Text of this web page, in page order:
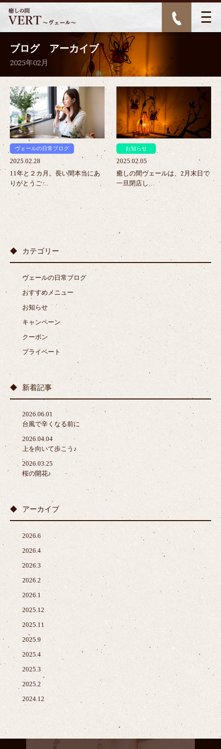
ブログ アーカイブ
2025年02月
>
ヴェールの日常ブログ
2025.02.28
11年と２カ月。長い間本当にあ
りがとうご…
お知らせ
2025.02.05
癒しの間ヴェールは、2月末日で
一旦閉店し…
カテゴリー
ヴェールの日常ブログ
おすすめメニュー
お知らせ
キャンペーン
クーポン
プライベート
新着記事
2026.06.01
台風で辛くなる前に
2026.04.04
上を向いて歩こう♪
2026.03.25
桜の開花♪
アーカイブ
2026.6
2026.4
2026.3
2026.2
2026.1
2025.12
2025.11
2025.9
2025.4
2025.3
2025.2
2024.12